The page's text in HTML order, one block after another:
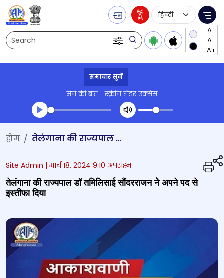
Search
Language
समाचार सुनें
मन की बात स्क्रीन रीडर एक्सेस
Transcript summary
प्ले ऑडियो
होम तेलंगाना की राज्यपाल डॉ तमिलिसाई सौंदरराजन ने अपने पद से इस्तीफा दिया
Site Admin |मार्च 18, 2024 9:10 अपराह्न
तेलंगाना की राज्यपाल डॉ तमिलिसाई सौंदरराजन ने अपने पद से
इस्तीफा दिया